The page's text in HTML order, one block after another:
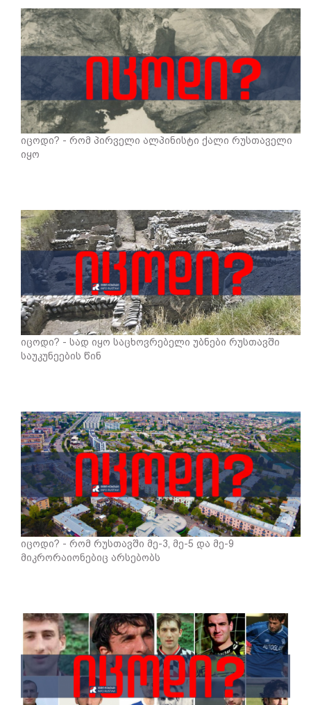
იცოდი? - რომ პირველი ალპინისტი ქალი რუსთაველი
იყო
იცოდი? - სად იყო საცხოვრებელი უბნები რუსთავში
საუკუნეების წინ
იცოდი? - რომ რუსთავში მე-3, მე-5 და მე-9
მიკრორაიონებიც არსებობს